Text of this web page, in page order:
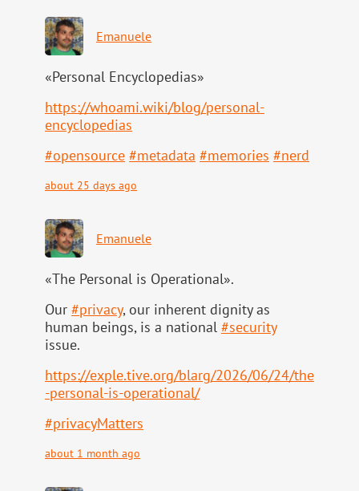
Emanuele
«Personal Encyclopedias»
https://whoami.wiki/blog/personal-
encyclopedias
#opensource #metadata #memories #nerd
about 25 days ago
Emanuele
«The Personal is Operational».
Our #privacy, our inherent dignity as
human beings, is a national #security
issue.
https://exple.tive.org/blarg/2026/06/24/the
-personal-is-operational/
#privacyMatters
about 1 month ago